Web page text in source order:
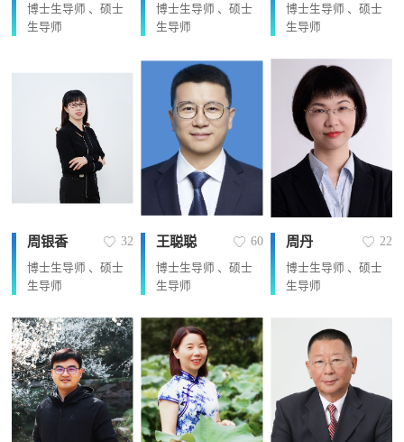
博士生导师 、硕士
生导师
博士生导师 、硕士
生导师
博士生导师 、硕士
生导师
周银香 32
博士生导师 、硕士
生导师
王聪聪 60
博士生导师 、硕士
生导师
周丹 22
博士生导师 、硕士
生导师